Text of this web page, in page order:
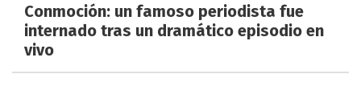
Conmoción: un famoso periodista fue
internado tras un dramático episodio en
vivo